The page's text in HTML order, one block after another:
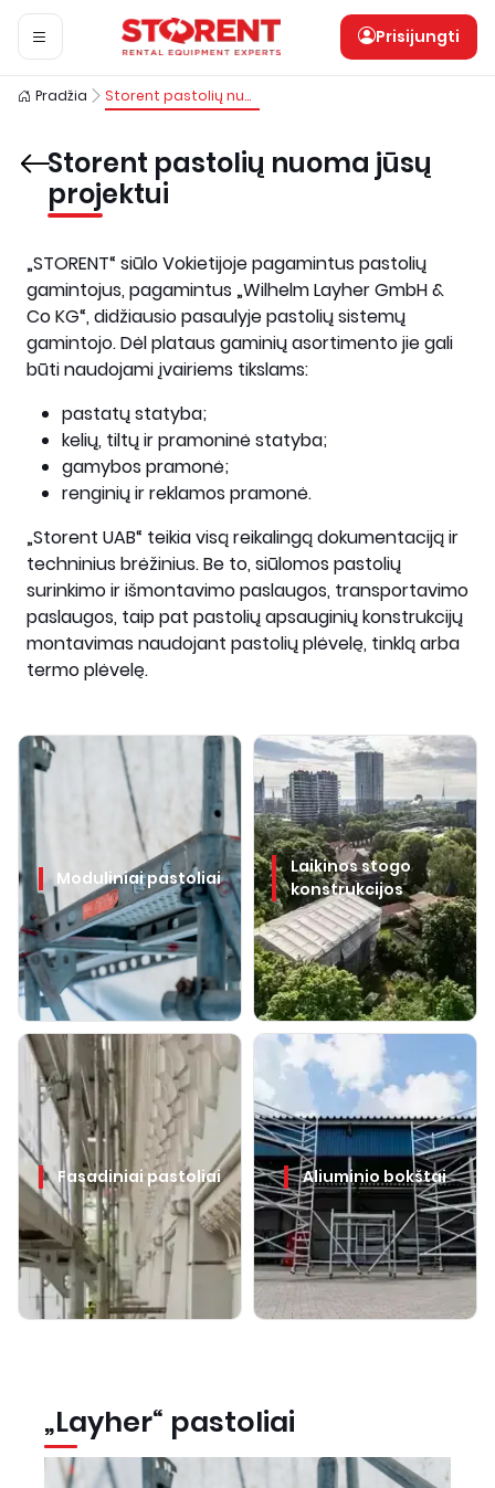
Prisijungti
Pradžia Storent pastolių nuoma jūsų projektui
Storent pastolių nuoma jūsų
projektui
„STORENT“ siūlo Vokietijoje pagamintus pastolių
gamintojus, pagamintus „Wilhelm Layher GmbH &
Co KG“, didžiausio pasaulyje pastolių sistemų
gamintojo. Dėl plataus gaminių asortimento jie gali
būti naudojami įvairiems tikslams:
pastatų statyba;
kelių, tiltų ir pramoninė statyba;
gamybos pramonė;
renginių ir reklamos pramonė.
„Storent UAB“ teikia visą reikalingą dokumentaciją ir
techninius brėžinius. Be to, siūlomos pastolių
surinkimo ir išmontavimo paslaugos, transportavimo
paslaugos, taip pat pastolių apsauginių konstrukcijų
montavimas naudojant pastolių plėvelę, tinklą arba
termo plėvelę.
Moduliniai pastoliai
Laikinos stogo
konstrukcijos
Fasadiniai pastoliai Aliuminio bokštai
„Layher“ pastoliai